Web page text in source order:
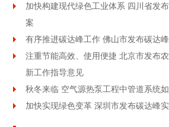
加快构建现代绿色工业体系 四川省发
案
有序推进碳达峰工作 佛山市发布碳达
注重节能高效、使用便捷 北京市发布
新工作指导意见
秋冬来临 空气源热泵工程中管道系统
加快实现绿色变革 深圳市发布碳达峰